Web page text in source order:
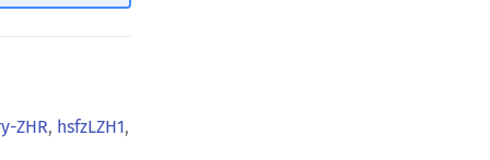
ZHR, hsfzLZH1,